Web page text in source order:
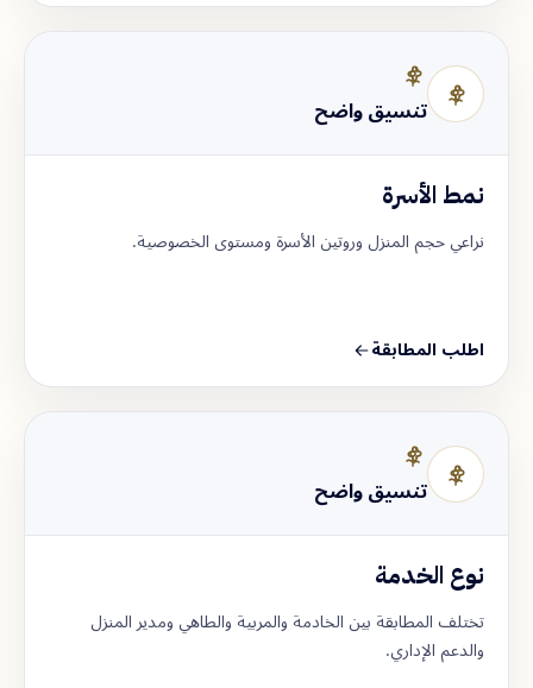
تنسيق واضح
نمط الأسرة
نراعي حجم المنزل وروتين الأسرة ومستوى الخصوصية.
اطلب المطابقة
تنسيق واضح
نوع الخدمة
تختلف المطابقة بين الخادمة والمربية والطاهي ومدير المنزل
والدعم الإداري.